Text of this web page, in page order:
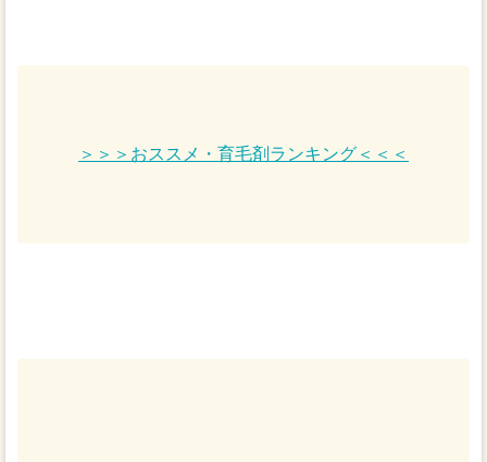
＞＞＞おススメ・育毛剤ランキング＜＜＜